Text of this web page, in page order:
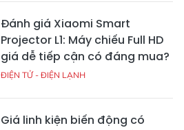
Đánh giá Xiaomi Smart
Projector L1: Máy chiếu Full HD
giá dễ tiếp cận có đáng mua?
ĐIỆN TỬ - ĐIỆN LẠNH
Giá linh kiện biến động có